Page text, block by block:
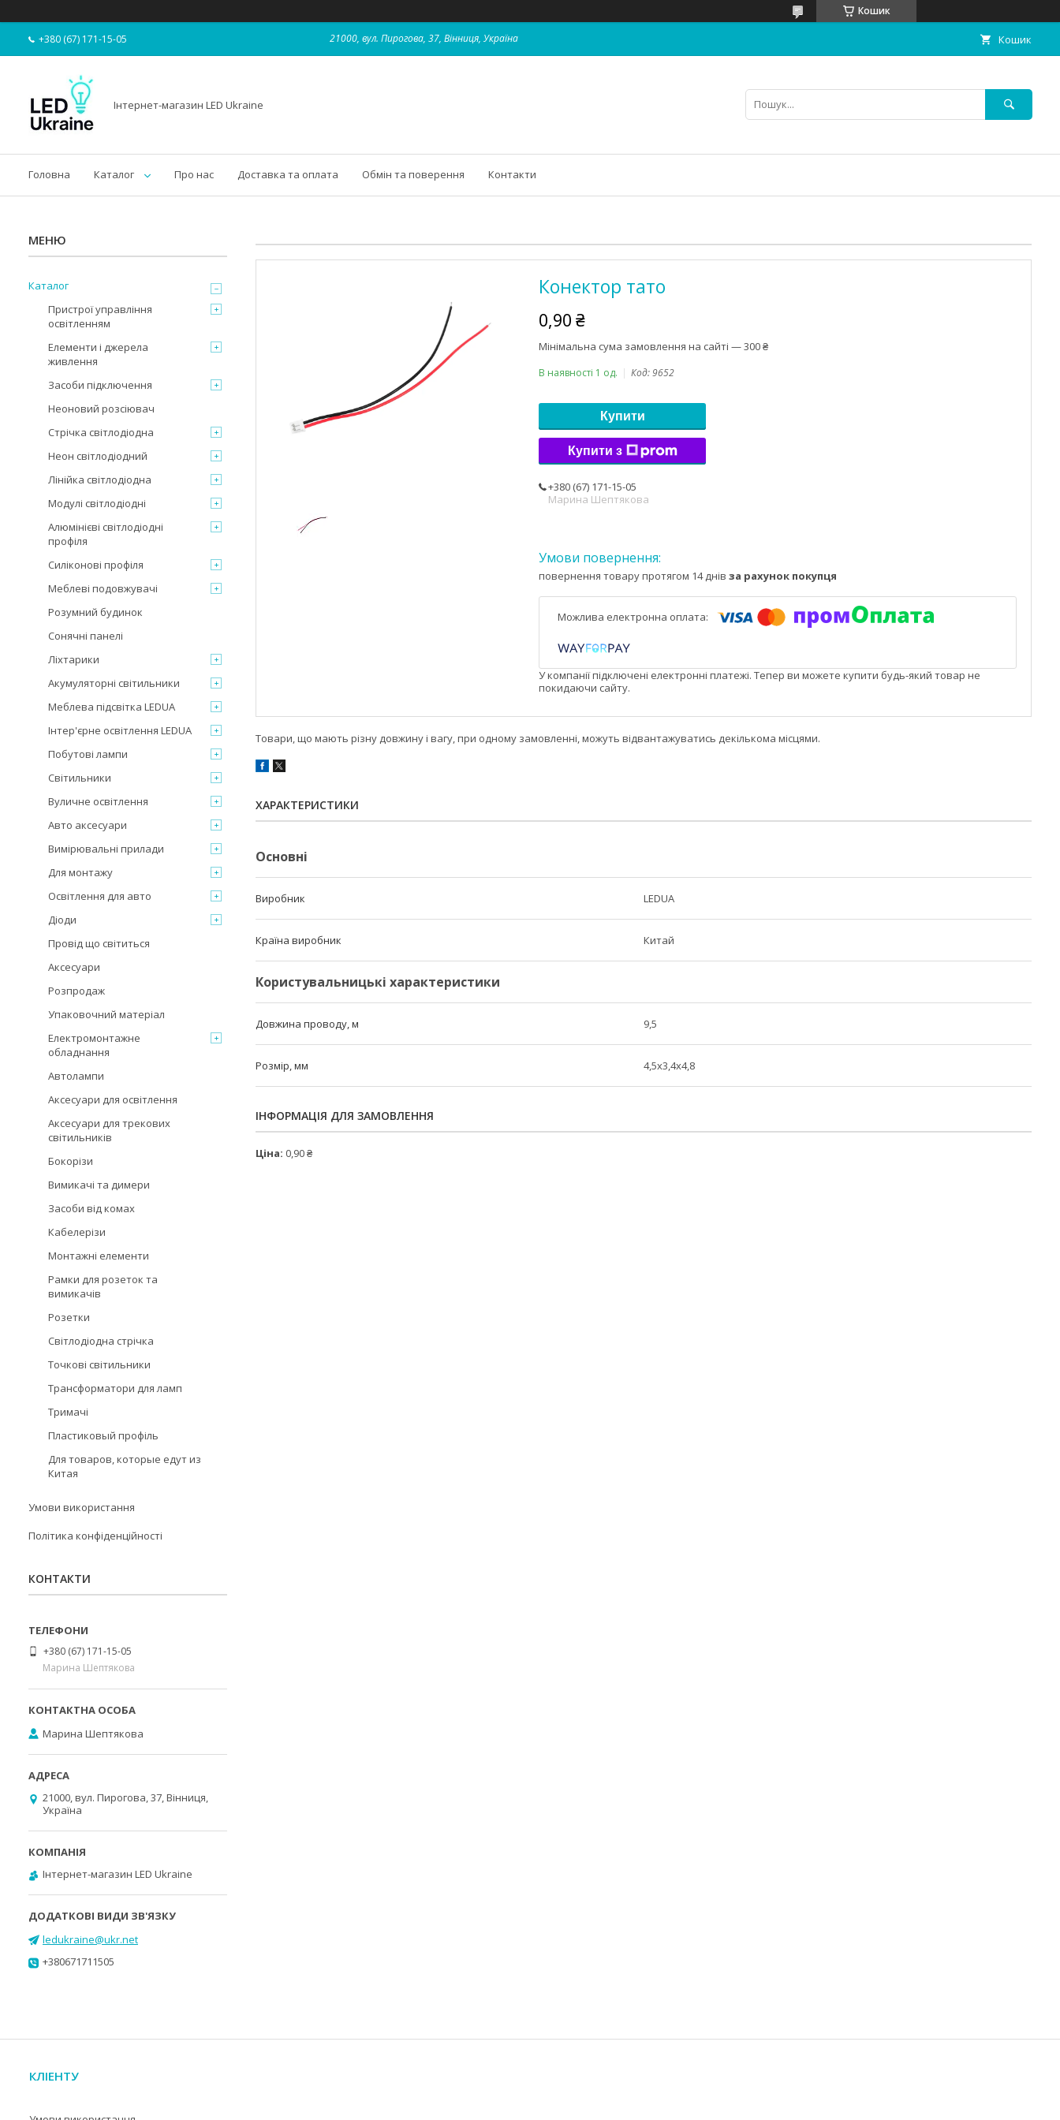
Кошик
+380 (67) 171-15-05 21000, вул. Пирогова, 37, Вінниця, Україна Кошик
Інтернет-магазин LED Ukraine
Головна Каталог Про нас Доставка та оплата Обмін та поверення Контакти
Конектор тато
0,90 ₴
Мінімальна сума замовлення на сайті — 300 ₴
В наявності 1 од. Код:9652
Купити
Купити з
+380 (67) 171-15-05
Марина Шептякова
повернення товару протягом 14 днів за рахунок покупця
У компанії підключені електронні платежі. Тепер ви можете купити будь-який товар не
покидаючи сайту.
Товари, що мають різну довжину і вагу, при одному замовленні, можуть відвантажуватись декількома місцями.
ХАРАКТЕРИСТИКИ
Основні
Виробник LEDUA
Країна виробник Китай
Користувальницькі характеристики
Довжина проводу, м 9,5
Розмір, мм 4,5х3,4х4,8
ІНФОРМАЦІЯ ДЛЯ ЗАМОВЛЕННЯ
Ціна: 0,90 ₴
Каталог
Пристрої управління
освітленням
Елементи і джерела
живлення
Засоби підключення
Неоновий розсіювач
Стрічка світлодіодна
Неон світлодіодний
Лінійка світлодіодна
Модулі світлодіодні
Алюмінієві світлодіодні
профіля
Силіконові профіля
Меблеві подовжувачі
Розумний будинок
Сонячні панелі
Ліхтарики
Акумуляторні світильники
Меблева підсвітка LEDUA
Інтер'єрне освітлення LEDUA
Побутові лампи
Світильники
Вуличне освітлення
Авто аксесуари
Вимірювальні прилади
Для монтажу
Освітлення для авто
Діоди
Провід що світиться
Аксесуари
Розпродаж
Упаковочний матеріал
Електромонтажне
обладнання
Автолампи
Аксесуари для освітлення
Аксесуари для трекових
світильників
Бокорізи
Вимикачі та димери
Засоби від комах
Кабелерізи
Монтажні елементи
Рамки для розеток та
вимикачів
Розетки
Світлодіодна стрічка
Точкові світильники
Трансформатори для ламп
Тримачі
Пластиковый профіль
Для товаров, которые едут из
Китая
Умови використання
Політика конфіденційності
КОНТАКТИ
+380 (67) 171-15-05
Марина Шептякова
Марина Шептякова
21000, вул. Пирогова, 37, Вінниця,
Україна
Інтернет-магазин LED Ukraine
ledukraine@ukr.net
+380671711505
КЛІЕНТУ